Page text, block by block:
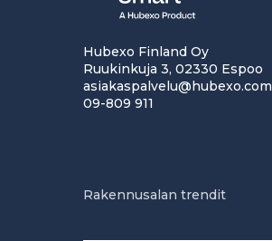
Hubexo Finland Oy
Ruukinkuja 3, 02330 Espoo
asiakaspalvelu@hubexo.com
09-809 911
Rakennusalan trendit